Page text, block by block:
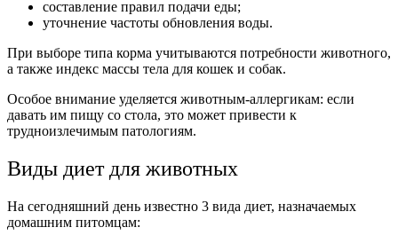
составление правил подачи еды;
уточнение частоты обновления воды.
При выборе типа корма учитываются потребности животного,
а также индекс массы тела для кошек и собак.
Особое внимание уделяется животным-аллергикам: если
давать им пищу со стола, это может привести к
трудноизлечимым патологиям.
Виды диет для животных
На сегодняшний день известно 3 вида диет, назначаемых
домашним питомцам: